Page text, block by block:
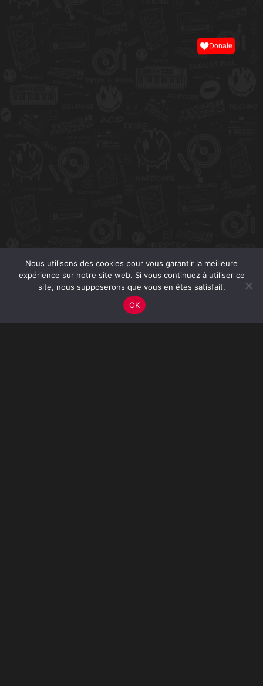
Nous utilisons des cookies pour vous garantir la meilleure
expérience sur notre site web. Si vous continuez à utiliser ce
site, nous supposerons que vous en êtes satisfait.
OK
Donate